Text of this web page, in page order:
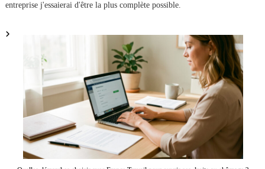
entreprise j'essaierai d'être la plus complète possible.